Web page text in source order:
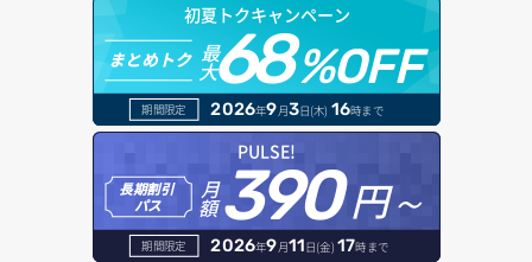
セキュリティグループ ルール一覧取得
セキュリティグループ ルール作成
セキュリティグループ ルール削除
セキュリティグループ ルール詳細取得
セキュリティグループ一覧取得
ヘルスモニタ一覧取得
ヘルスモニタ作成
ヘルスモニタ削除
ヘルスモニタ更新
ヘルスモニタ詳細取得
オブジェクトダウンロード
オブジェクトバージョン管理
オブジェクト一覧取得
オブジェクト削除
オブジェクト削除予約
ドメイン情報登録
ドメイン詳細取得
レコード一覧取得
レコード作成
初夏トクキャンペーン
まとめトク 最
大68%OFF
期間限定 2026年9月3日(木) 16時まで
PULSE!
長期割引
パス
月
額390円～
期間限定 2026年9月11日(金) 17時まで